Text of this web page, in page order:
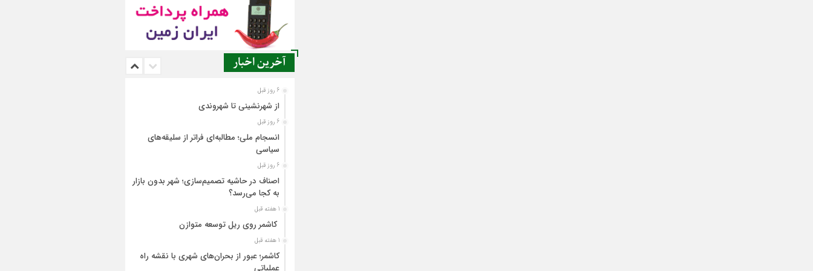
آخرین اخبار
6 روز قبل
از شهرنشینی تا شهروندی
6 روز قبل
انسجام ملی؛ مطالبه‌ای فراتر از سلیقه‌های
سیاسی
6 روز قبل
اصناف در حاشیه تصمیم‌سازی؛ شهر بدون بازار
به کجا می‌رسد؟
1 هفته قبل
کاشمر روی ریل توسعه متوازن
1 هفته قبل
کاشمر؛ عبور از بحران‌های شهری با نقشه راه
عملیاتی